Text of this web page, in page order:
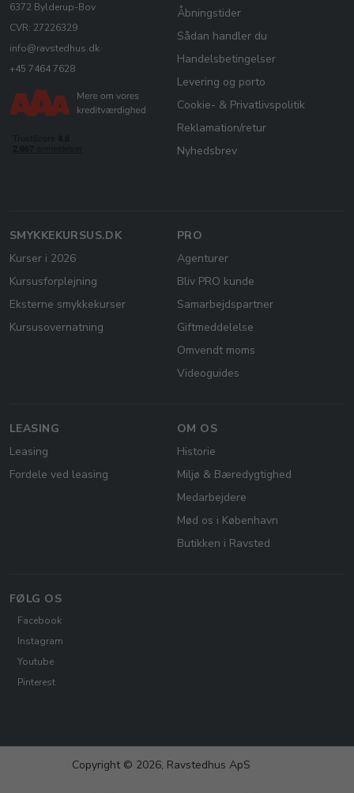
6372 Bylderup-Bov
CVR: 27226329
info@ravstedhus.dk
+45 7464 7628
Åbningstider
Sådan handler du
Handelsbetingelser
Levering og porto
Cookie- & Privatlivspolitik
Reklamation/retur
Nyhedsbrev
SMYKKEKURSUS.DK
Kurser i 2026
Kursusforplejning
Eksterne smykkekurser
Kursusovernatning
PRO
Agenturer
Bliv PRO kunde
Samarbejdspartner
Giftmeddelelse
Omvendt moms
Videoguides
LEASING
Leasing
Fordele ved leasing
OM OS
Historie
Miljø & Bæredygtighed
Medarbejdere
Mød os i København
Butikken i Ravsted
FØLG OS
Facebook
Instagram
Youtube
Pinterest
Copyright © 2026, Ravstedhus ApS